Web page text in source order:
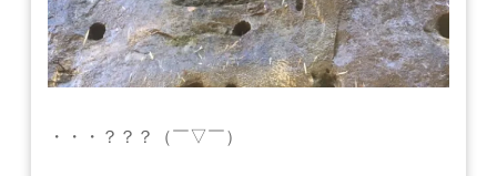
・・・？？？（￣▽￣）